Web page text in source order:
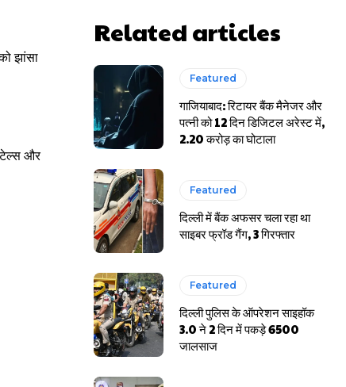
झांसा
और
Related articles
Featured
गाजियाबाद: रिटायर बैंक मैनेजर और
पत्नी को 12 दिन डिजिटल अरेस्ट में,
2.20 करोड़ का घोटाला
Featured
दिल्ली में बैंक अफसर चला रहा था
साइबर फ्रॉड गैंग, 3 गिरफ्तार
Featured
दिल्ली पुलिस के ऑपरेशन साइहॉक
3.0 ने 2 दिन में पकड़े 6500
जालसाज